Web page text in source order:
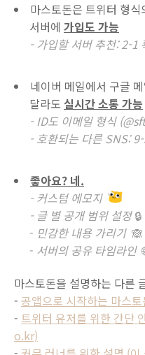
마스토돈은 트위터 형식
서버에 가입도 가능
- 가입할 서버 추천: 2-1
네이버 메일에서 구글
달라도 실시간소통 가능
- ID도 이메일 형식
- 호환되는 다른 SNS:
좋아요? 네.
- 커스텀 에모지
- 글 별 공개 범위 설정🔒
- 민감한 내용 가리기 🙈
- 서버의 공유 타임라인
마스토돈을 설명하는 다른
- 공앱으로 시작하는 마스
- 트위터 유저를 위한 간단
o.kr)